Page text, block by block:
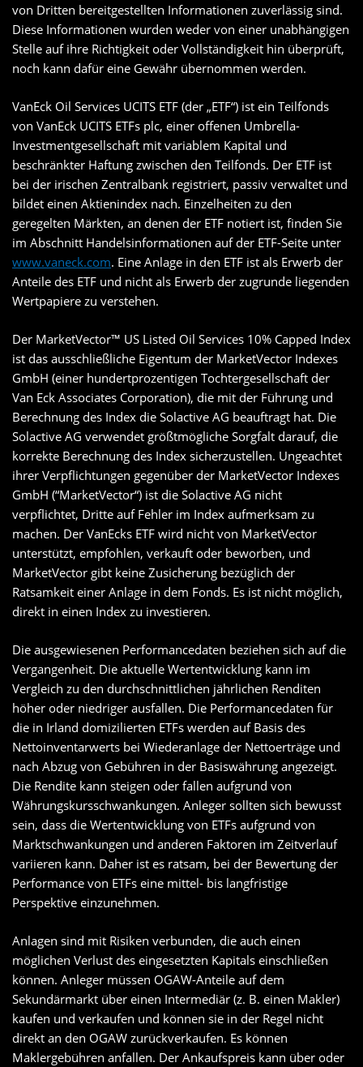
von Dritten bereitgestellten Informationen zuverlässig sind.
Diese Informationen wurden weder von einer unabhängigen
Stelle auf ihre Richtigkeit oder Vollständigkeit hin überprüft,
noch kann dafür eine Gewähr übernommen werden.
VanEck Oil Services UCITS ETF (der „ETF“) ist ein Teilfonds
von VanEck UCITS ETFs plc, einer offenen Umbrella-
Investmentgesellschaft mit variablem Kapital und
beschränkter Haftung zwischen den Teilfonds. Der ETF ist
bei der irischen Zentralbank registriert, passiv verwaltet und
bildet einen Aktienindex nach. Einzelheiten zu den
geregelten Märkten, an denen der ETF notiert ist, finden Sie
im Abschnitt Handelsinformationen auf der ETF-Seite unter
www.vaneck.com. Eine Anlage in den ETF ist als Erwerb der
Anteile des ETF und nicht als Erwerb der zugrunde liegenden
Wertpapiere zu verstehen.
Der MarketVector™ US Listed Oil Services 10% Capped Index
ist das ausschließliche Eigentum der MarketVector Indexes
GmbH (einer hundertprozentigen Tochtergesellschaft der
Van Eck Associates Corporation), die mit der Führung und
Berechnung des Index die Solactive AG beauftragt hat. Die
Solactive AG verwendet größtmögliche Sorgfalt darauf, die
korrekte Berechnung des Index sicherzustellen. Ungeachtet
ihrer Verpflichtungen gegenüber der MarketVector Indexes
GmbH (“MarketVector“) ist die Solactive AG nicht
verpflichtet, Dritte auf Fehler im Index aufmerksam zu
machen. Der VanEcks ETF wird nicht von MarketVector
unterstützt, empfohlen, verkauft oder beworben, und
MarketVector gibt keine Zusicherung bezüglich der
Ratsamkeit einer Anlage in dem Fonds. Es ist nicht möglich,
direkt in einen Index zu investieren.
Die ausgewiesenen Performancedaten beziehen sich auf die
Vergangenheit. Die aktuelle Wertentwicklung kann im
Vergleich zu den durchschnittlichen jährlichen Renditen
höher oder niedriger ausfallen. Die Performancedaten für
die in Irland domizilierten ETFs werden auf Basis des
Nettoinventarwerts bei Wiederanlage der Nettoerträge und
nach Abzug von Gebühren in der Basiswährung angezeigt.
Die Rendite kann steigen oder fallen aufgrund von
Währungskursschwankungen. Anleger sollten sich bewusst
sein, dass die Wertentwicklung von ETFs aufgrund von
Marktschwankungen und anderen Faktoren im Zeitverlauf
variieren kann. Daher ist es ratsam, bei der Bewertung der
Performance von ETFs eine mittel- bis langfristige
Perspektive einzunehmen.
Anlagen sind mit Risiken verbunden, die auch einen
möglichen Verlust des eingesetzten Kapitals einschließen
können. Anleger müssen OGAW-Anteile auf dem
Sekundärmarkt über einen Intermediär (z. B. einen Makler)
kaufen und verkaufen und können sie in der Regel nicht
direkt an den OGAW zurückverkaufen. Es können
Maklergebühren anfallen. Der Ankaufspreis kann über oder